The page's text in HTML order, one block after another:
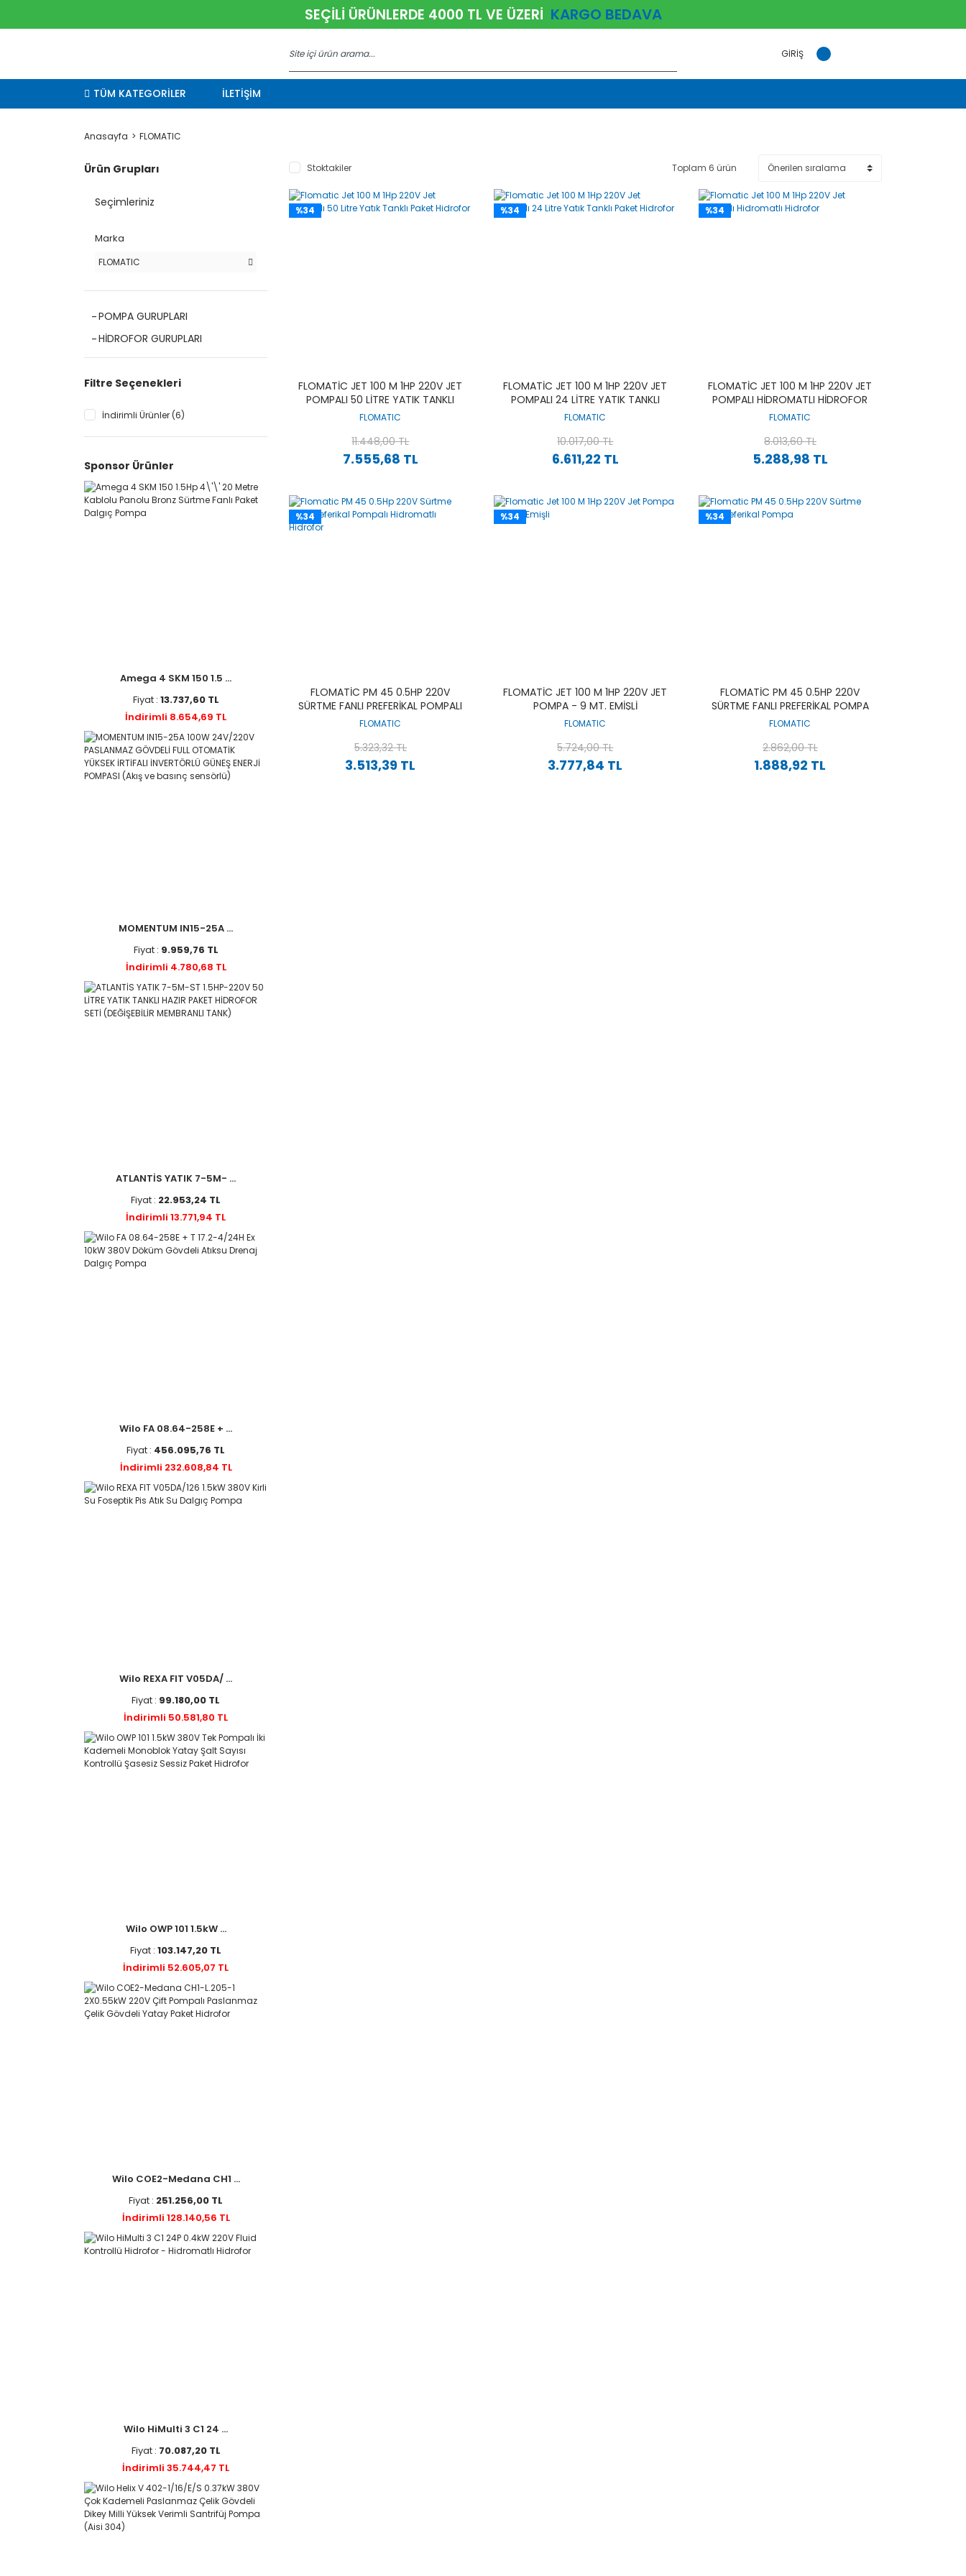
SEÇİLİ ÜRÜNLERDE 4000 TL VE ÜZERİ KARGO BEDAVA
GİRİŞ
TÜM KATEGORİLER İLETİŞİM
Anasayfa FLOMATIC
Ürün Grupları
Seçimleriniz
Marka
FLOMATIC
POMPA GURUPLARI
HİDROFOR GURUPLARI
Filtre Seçenekleri
İndirimli Ürünler (6)
Sponsor Ürünler
Amega 4 SKM 150 1.5 ...
Fiyat : 13.737,60 TL
İndirimli 8.654,69 TL
MOMENTUM IN15-25A ...
Fiyat : 9.959,76 TL
İndirimli 4.780,68 TL
ATLANTİS YATIK 7-5M- ...
Fiyat : 22.953,24 TL
İndirimli 13.771,94 TL
Wilo FA 08.64-258E + ...
Fiyat : 456.095,76 TL
İndirimli 232.608,84 TL
Wilo REXA FIT V05DA/ ...
Fiyat : 99.180,00 TL
İndirimli 50.581,80 TL
Wilo OWP 101 1.5kW ...
Fiyat : 103.147,20 TL
İndirimli 52.605,07 TL
Wilo COE2-Medana CH1 ...
Fiyat : 251.256,00 TL
İndirimli 128.140,56 TL
Wilo HiMulti 3 C1 24 ...
Fiyat : 70.087,20 TL
İndirimli 35.744,47 TL
Stoktakiler Toplam 6 ürün
%34
FLOMATIC JET 100 M 1HP 220V JET
POMPALI 50 LITRE YATIK TANKLI
PAKET HIDROFOR
FLOMATIC
7.555,68 TL
11.448,00 TL
%34
FLOMATIC JET 100 M 1HP 220V JET
POMPALI 24 LITRE YATIK TANKLI
PAKET HIDROFOR
FLOMATIC
6.611,22 TL
10.017,00 TL
%34
FLOMATIC JET 100 M 1HP 220V JET
POMPALI HIDROMATLI HIDROFOR
FLOMATIC
5.288,98 TL
8.013,60 TL
%34
FLOMATIC PM 45 0.5HP 220V
SÜRTME FANLI PREFERIKAL POMPALI
HIDROMATLI HIDROFOR
FLOMATIC
3.513,39 TL
5.323,32 TL
%34
FLOMATIC JET 100 M 1HP 220V JET
POMPA - 9 MT. EMIŞLI
FLOMATIC
3.777,84 TL
5.724,00 TL
%34
FLOMATIC PM 45 0.5HP 220V
SÜRTME FANLI PREFERIKAL POMPA
FLOMATIC
1.888,92 TL
2.862,00 TL